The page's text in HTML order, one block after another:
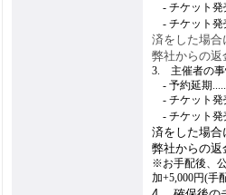
- チケット発
- チケット発
済をした場合
弊社からの返
3. 主催者の事
- 予約延期
- チケット発
- チケット発
済をした場合
弊社からの返
※お手配後、
加+5,000円(手